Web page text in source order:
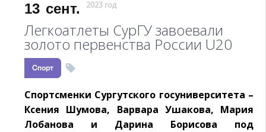
13 сент. 2023 год
Легкоатлеты СурГУ завоевали
золото первенства России U20
Спорт
Спортсменки Сургутского госуниверситета –
Ксения Шумова, Варвара Ушакова, Мария
Лобанова и Дарина Борисова под